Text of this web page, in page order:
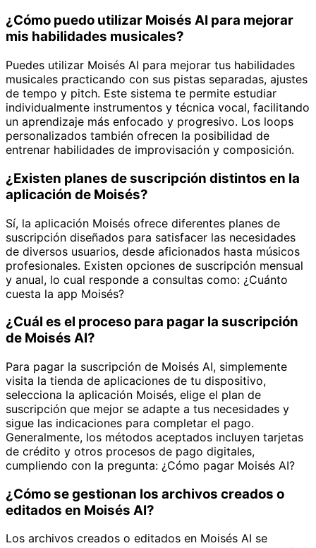
¿Cómo puedo utilizar Moisés AI para mejorar
mis habilidades musicales?
Puedes utilizar Moisés AI para mejorar tus habilidades
musicales practicando con sus pistas separadas, ajustes
de tempo y pitch. Este sistema te permite estudiar
individualmente instrumentos y técnica vocal, facilitando
un aprendizaje más enfocado y progresivo. Los loops
personalizados también ofrecen la posibilidad de
entrenar habilidades de improvisación y composición.
¿Existen planes de suscripción distintos en la
aplicación de Moisés?
Sí, la aplicación Moisés ofrece diferentes planes de
suscripción diseñados para satisfacer las necesidades
de diversos usuarios, desde aficionados hasta músicos
profesionales. Existen opciones de suscripción mensual
y anual, lo cual responde a consultas como: ¿Cuánto
cuesta la app Moisés?
¿Cuál es el proceso para pagar la suscripción
de Moisés AI?
Para pagar la suscripción de Moisés AI, simplemente
visita la tienda de aplicaciones de tu dispositivo,
selecciona la aplicación Moisés, elige el plan de
suscripción que mejor se adapte a tus necesidades y
sigue las indicaciones para completar el pago.
Generalmente, los métodos aceptados incluyen tarjetas
de crédito y otros procesos de pago digitales,
cumpliendo con la pregunta: ¿Cómo pagar Moisés AI?
¿Cómo se gestionan los archivos creados o
editados en Moisés AI?
Los archivos creados o editados en Moisés AI se